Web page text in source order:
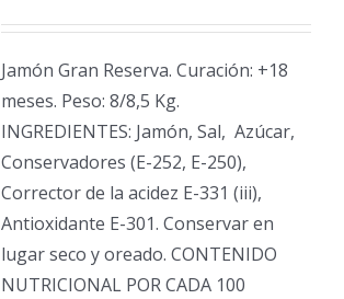
Jamón Gran Reserva. Curación: +18
meses. Peso: 8/8,5 Kg.
INGREDIENTES: Jamón, Sal, Azúcar,
Conservadores (E-252, E-250),
Corrector de la acidez E-331 (iii),
Antioxidante E-301. Conservar en
lugar seco y oreado. CONTENIDO
NUTRICIONAL POR CADA 100